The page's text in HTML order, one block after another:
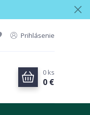
Prihlásenie
0 ks
0 €